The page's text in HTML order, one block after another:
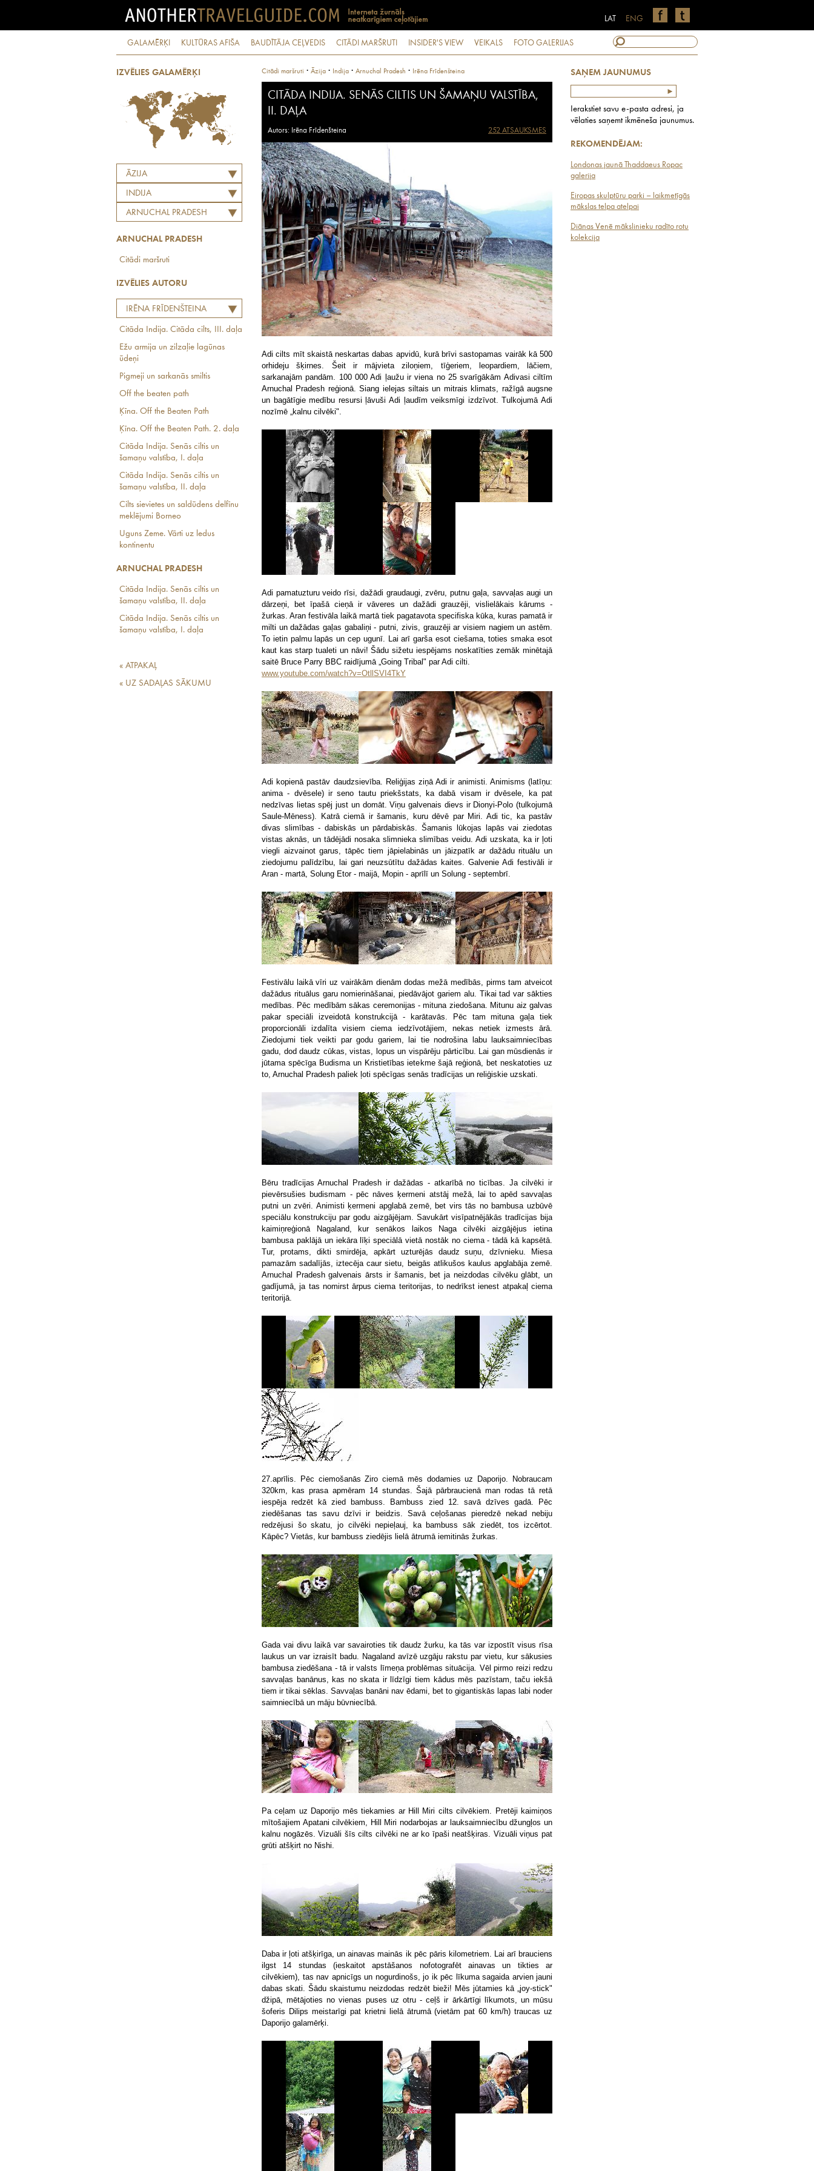
ENG
LAT
GALAMĒRĶI KULTŪRAS AFIŠA BAUDĪTĀJA CEĻVEDIS CITĀDI MARŠRUTI INSIDER'S VIEW VEIKALS FOTO GALERIJAS
IZVĒLIES GALAMĒRĶI
ĀZIJA
INDIJA
ARNUCHAL PRADESH
ARNUCHAL PRADESH
Citādi maršruti
IZVĒLIES AUTORU
IRĒNA FRĪDENŠTEINA
Citāda Indija. Citāda cilts, III. daļa
Ežu armija un zilzaļie lagūnas
ūdeņi
Pigmeji un sarkanās smiltis
Off the beaten path
Ķīna. Off the Beaten Path
Ķīna. Off the Beaten Path. 2. daļa
Citāda Indija. Senās ciltis un
šamaņu valstība, I. daļa
Citāda Indija. Senās ciltis un
šamaņu valstība, II. daļa
Cilts sievietes un saldūdens delfīnu
meklējumi Borneo
Uguns Zeme. Vārti uz ledus
kontinentu
ARNUCHAL PRADESH
Citāda Indija. Senās ciltis un
šamaņu valstība, II. daļa
Citāda Indija. Senās ciltis un
šamaņu valstība, I. daļa
« ATPAKAĻ
« UZ SADAĻAS SĀKUMU
SAŅEM JAUNUMUS
Ierakstiet savu e-pasta adresi, ja
vēlaties saņemt ikmēneša jaunumus.
REKOMENDĒJAM:
Londonas jaunā Thaddaeus Ropac
galerija
Eiropas skulptūru parki – laikmetīgās
mākslas telpa atelpai
Diānas Venē mākslinieku radīto rotu
kolekcija
Citādi maršruti · Āzija · Indija · Arnuchal Pradesh · Irēna Frīdenšteina
CITĀDA INDIJA. SENĀS CILTIS UN ŠAMAŅU VALSTĪBA,
II. DAĻA
Autors: Irēna Frīdenšteina 252 ATSAUKSMES
Adi cilts mīt skaistā neskartas dabas apvidū, kurā brīvi sastopamas vairāk kā 500
orhideju šķirnes. Šeit ir mājvieta ziloņiem, tīģeriem, leopardiem, lāčiem,
sarkanajām pandām. 100 000 Adi ļaužu ir viena no 25 svarīgākām Adivasi ciltīm
Arnuchal Pradesh reģionā. Siang ielejas siltais un mitrais klimats, ražīgā augsne
un bagātīgie medību resursi ļāvuši Adi ļaudīm veiksmīgi izdzīvot. Tulkojumā Adi
nozīmē „kalnu cilvēki".
Adi pamatuzturu veido rīsi, dažādi graudaugi, zvēru, putnu gaļa, savvaļas augi un
dārzeņi, bet īpašā cieņā ir vāveres un dažādi grauzēji, vislielākais kārums -
žurkas. Aran festivāla laikā martā tiek pagatavota specifiska kūka, kuras pamatā ir
milti un dažādas gaļas gabaliņi - putni, zivis, grauzēji ar visiem nagiem un astēm.
To ietin palmu lapās un cep ugunī. Lai arī garša esot ciešama, toties smaka esot
kaut kas starp tualeti un nāvi! Šādu sižetu iespējams noskatīties zemāk minētajā
saitē Bruce Parry BBC raidījumā „Going Tribal" par Adi cilti.
www.youtube.com/watch?v=OtllSVI4TkY
Adi kopienā pastāv daudzsievība. Reliģijas ziņā Adi ir animisti. Animisms (latīņu:
anima - dvēsele) ir seno tautu priekšstats, ka dabā visam ir dvēsele, ka pat
nedzīvas lietas spēj just un domāt. Viņu galvenais dievs ir Dionyi-Polo (tulkojumā
Saule-Mēness). Katrā ciemā ir šamanis, kuru dēvē par Miri. Adi tic, ka pastāv
divas slimības - dabiskās un pārdabiskās. Šamanis lūkojas lapās vai ziedotas
vistas aknās, un tādējādi nosaka slimnieka slimības veidu. Adi uzskata, ka ir ļoti
viegli aizvainot garus, tāpēc tiem jāpielabinās un jāizpatīk ar dažādu rituālu un
ziedojumu palīdzību, lai gari neuzsūtītu dažādas kaites. Galvenie Adi festivāli ir
Aran - martā, Solung Etor - maijā, Mopin - aprīlī un Solung - septembrī.
Festivālu laikā vīri uz vairākām dienām dodas mežā medībās, pirms tam atveicot
dažādus rituālus garu nomierināšanai, piedāvājot gariem alu. Tikai tad var sākties
medības. Pēc medībām sākas ceremonijas - mituna ziedošana. Mitunu aiz galvas
pakar speciāli izveidotā konstrukcijā - karātavās. Pēc tam mituna gaļa tiek
proporcionāli izdalīta visiem ciema iedzīvotājiem, nekas netiek izmests ārā.
Ziedojumi tiek veikti par godu gariem, lai tie nodrošina labu lauksaimniecības
gadu, dod daudz cūkas, vistas, lopus un vispārēju pārticību. Lai gan mūsdienās ir
jūtama spēcīga Budisma un Kristietības ietekme šajā reģionā, bet neskatoties uz
to, Arnuchal Pradesh paliek ļoti spēcīgas senās tradīcijas un reliģiskie uzskati.
Bēru tradīcijas Arnuchal Pradesh ir dažādas - atkarībā no ticības. Ja cilvēki ir
pievērsušies budismam - pēc nāves ķermeni atstāj mežā, lai to apēd savvaļas
putni un zvēri. Animisti ķermeni apglabā zemē, bet virs tās no bambusa uzbūvē
speciālu konstrukciju par godu aizgājējam. Savukārt visīpatnējākās tradīcijas bija
kaimiņreģionā Nagaland, kur senākos laikos Naga cilvēki aizgājējus ietina
bambusa paklājā un iekāra līķi speciālā vietā nostāk no ciema - tādā kā kapsētā.
Tur, protams, dikti smirdēja, apkārt uzturējās daudz suņu, dzīvnieku. Miesa
pamazām sadalījās, iztecēja caur sietu, beigās atlikušos kaulus apglabāja zemē.
Arnuchal Pradesh galvenais ārsts ir šamanis, bet ja neizdodas cilvēku glābt, un
gadījumā, ja tas nomirst ārpus ciema teritorijas, to nedrīkst ienest atpakaļ ciema
teritorijā.
27.aprīlis. Pēc ciemošanās Ziro ciemā mēs dodamies uz Daporijo. Nobraucam
320km, kas prasa apmēram 14 stundas. Šajā pārbraucienā man rodas tā retā
iespēja redzēt kā zied bambuss. Bambuss zied 12. savā dzīves gadā. Pēc
ziedēšanas tas savu dzīvi ir beidzis. Savā ceļošanas pieredzē nekad nebiju
redzējusi šo skatu, jo cilvēki nepieļauj, ka bambuss sāk ziedēt, tos izcērtot.
Kāpēc? Vietās, kur bambuss ziedējis lielā ātrumā iemitinās žurkas.
Gada vai divu laikā var savairoties tik daudz žurku, ka tās var izpostīt visus rīsa
laukus un var izraisīt badu. Nagaland avīzē uzgāju rakstu par vietu, kur sākusies
bambusa ziedēšana - tā ir valsts līmeņa problēmas situācija. Vēl pirmo reizi redzu
savvaļas banānus, kas no skata ir līdzīgi tiem kādus mēs pazīstam, taču iekšā
tiem ir tikai sēklas. Savvaļas banāni nav ēdami, bet to gigantiskās lapas labi noder
saimniecībā un māju būvniecībā.
Pa ceļam uz Daporijo mēs tiekamies ar Hill Miri cilts cilvēkiem. Pretēji kaimiņos
mītošajiem Apatani cilvēkiem, Hill Miri nodarbojas ar lauksaimniecību džungļos un
kalnu nogāzēs. Vizuāli šīs cilts cilvēki ne ar ko īpaši neatšķiras. Vizuāli viņus pat
grūti atšķirt no Nishi.
Daba ir ļoti atšķirīga, un ainavas mainās ik pēc pāris kilometriem. Lai arī brauciens
ilgst 14 stundas (ieskaitot apstāšanos nofotografēt ainavas un tikties ar
cilvēkiem), tas nav apnicīgs un nogurdinošs, jo ik pēc līkuma sagaida arvien jauni
dabas skati. Šādu skaistumu neizdodas redzēt bieži! Mēs jūtamies kā „joy-stick"
džipā, mētājoties no vienas puses uz otru - ceļš ir ārkārtīgi līkumots, un mūsu
šoferis Dilips meistarīgi pat krietni lielā ātrumā (vietām pat 60 km/h) traucas uz
Daporijo galamērķi.